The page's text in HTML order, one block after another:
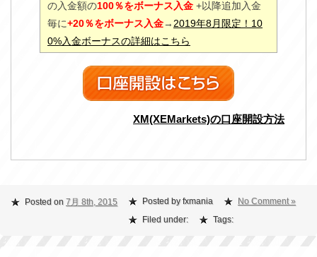
の入金額の100％をボーナス入金 +以降追加入金
毎に+20％をボーナス入金→ 2019年8月限定！10
0%入金ボーナスの詳細はこちら
XM(XEMarkets)の口座開設方法
Posted on 7月 8th, 2015 Posted by fxmania
No Comment »
Filed under:
Tags: